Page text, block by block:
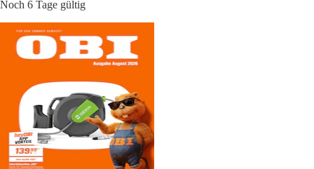
Noch 6 Tage gültig